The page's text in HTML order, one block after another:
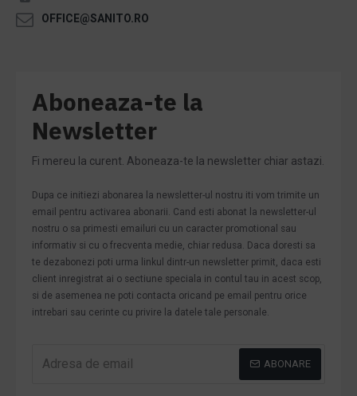
OFFICE@SANITO.RO
Aboneaza-te la
Newsletter
Fi mereu la curent. Aboneaza-te la newsletter chiar astazi.
Dupa ce initiezi abonarea la newsletter-ul nostru iti vom trimite un
email pentru activarea abonarii. Cand esti abonat la newsletter-ul
nostru o sa primesti emailuri cu un caracter promotional sau
informativ si cu o frecventa medie, chiar redusa. Daca doresti sa
te dezabonezi poti urma linkul dintr-un newsletter primit, daca esti
client inregistrat ai o sectiune speciala in contul tau in acest scop,
si de asemenea ne poti contacta oricand pe email pentru orice
intrebari sau cerinte cu privire la datele tale personale.
ABONARE